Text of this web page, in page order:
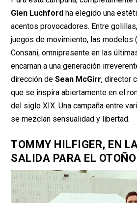
Glen Luchford ha elegido una
acentos provocadores. Entre
juegos de movimiento, las modelos
Consani, omnipresente en las
encarnan a una generación
dirección deSean McGirr, director
que se inspira abiertamente en el
del siglo XIX. Una campaña entre
se mezclan sensualidad y libertad.
TOMMY HILFIGER, EN
SALIDA PARA EL OTOÑO